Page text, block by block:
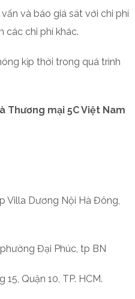
và báo giá sát với chi phí
các chi phí khác.
kịp thời trong quá trình
Thương mại 5C Việt Nam
Villa Dương Nội Hà Đông,
Đại Phúc, tp BN
Quận 10, TP. HCM.